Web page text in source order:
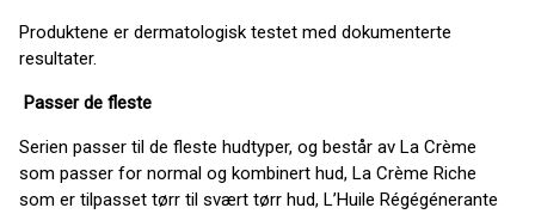
Produktene er dermatologisk testet med dokumenterte
resultater.
Passer de fleste
Serien passer til de fleste hudtyper, og består av La Crème
som passer for normal og kombinert hud, La Crème Riche
som er tilpasset tørr til svært tørr hud, L’Huile Régégénerante